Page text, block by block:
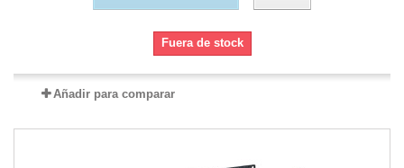
Fuera de stock
Añadir para comparar